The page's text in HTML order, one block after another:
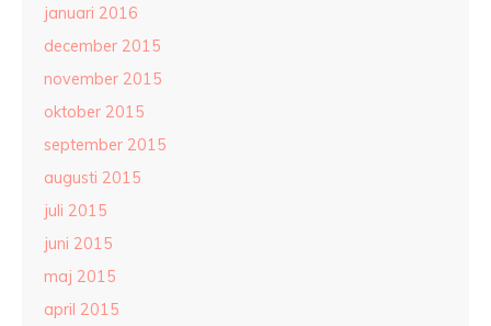
januari 2016
december 2015
november 2015
oktober 2015
september 2015
augusti 2015
juli 2015
juni 2015
maj 2015
april 2015